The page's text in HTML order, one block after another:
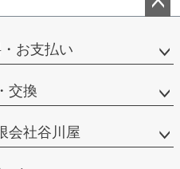
ップ
お支払い
交換
会社谷川屋